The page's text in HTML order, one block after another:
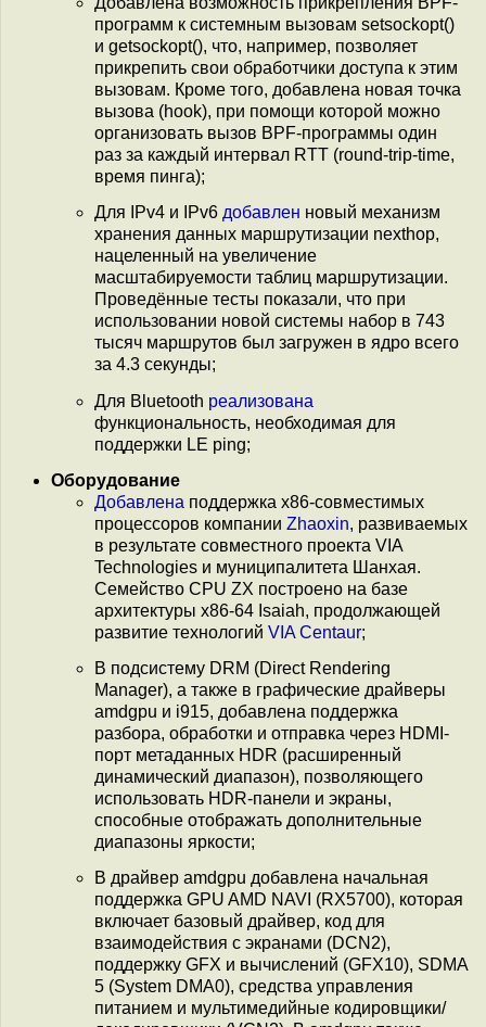
программ к системным вызовам setsockopt()
и getsockopt(), что, например, позволяет
прикрепить свои обработчики доступа к этим
вызовам. Кроме того, добавлена новая точка
вызова (hook), при помощи которой можно
организовать вызов BPF-программы один
раз за каждый интервал RTT (round-trip-time,
время пинга);
Для IPv4 и IPv6 добавлен новый механизм
хранения данных маршрутизации nexthop,
нацеленный на увеличение
масштабируемости таблиц маршрутизации.
Проведённые тесты показали, что при
использовании новой системы набор в 743
тысяч маршрутов был загружен в ядро всего
за 4.3 секунды;
Для Bluetooth реализована
функциональность, необходимая для
поддержки LE ping;
Оборудование
Добавлена поддержка x86-совместимых
процессоров компании Zhaoxin, развиваемых
в результате совместного проекта VIA
Technologies и муниципалитета Шанхая.
Семейство CPU ZX построено на базе
архитектуры x86-64 Isaiah, продолжающей
развитие технологий VIA Centaur;
В подсистему DRM (Direct Rendering
Manager), а также в графические драйверы
amdgpu и i915, добавлена поддержка
разбора, обработки и отправка через HDMI-
порт метаданных HDR (расширенный
динамический диапазон), позволяющего
использовать HDR-панели и экраны,
способные отображать дополнительные
диапазоны яркости;
В драйвер amdgpu добавлена начальная
поддержка GPU AMD NAVI (RX5700), которая
включает базовый драйвер, код для
взаимодействия с экранами (DCN2),
поддержку GFX и вычислений (GFX10), SDMA
5 (System DMA0), средства управления
питанием и мультимедийные кодировщики/